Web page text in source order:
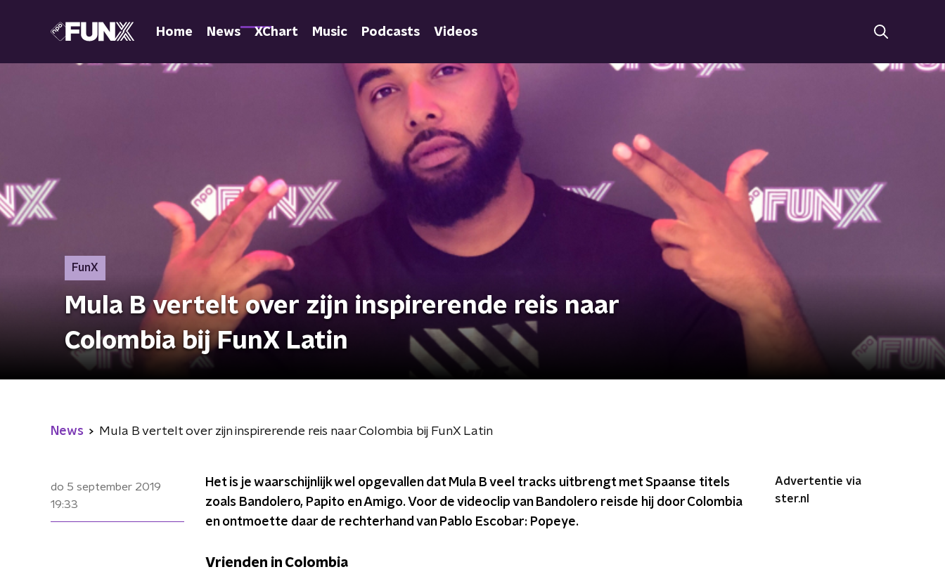
Home News XChart Music Podcasts Videos
FunX
Mula B vertelt over zijn inspirerende reis naar
Colombia bij FunX Latin
News Mula B vertelt over zijn inspirerende reis naar Colombia bij FunX Latin
do 5 september 2019
19:33
Het is je waarschijnlijk wel opgevallen dat Mula B veel tracks uitbrengt met Spaanse titels
zoals Bandolero, Papito en Amigo. Voor de videoclip van Bandolero reisde hij door Colombia
en ontmoette daar de rechterhand van Pablo Escobar: Popeye.
Vrienden in Colombia
Advertentie via
ster.nl